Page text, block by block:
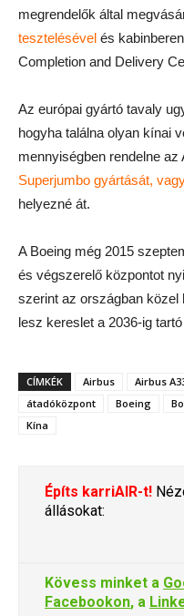
megrendelők által
tesztelésével és
Completion and Delivery
Az európai gyártó tavaly
hogyha találna olyan kínai
mennyiségben rendelne
Superjumbo gyártását,
helyezné át.
A Boeing még 2015
és végszerelő központot
szerint az országban közel
lesz kereslet a 2036-ig
CÍMKÉK Airbus Airbus
átadóközpont
Boeing
Kína
Építs karriAIR-t!
állásokat:
Kövess minket a
Facebookon, a